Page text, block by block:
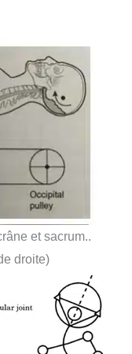
et sacrum..
droite)